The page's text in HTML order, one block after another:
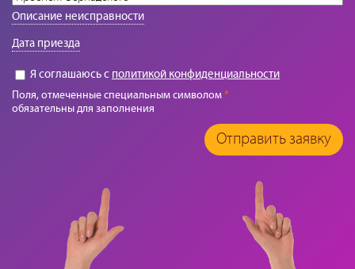
Описание неисправности
Дата приезда
Я соглашаюсь с политикой конфиденциальности
Поля, отмеченные специальным символом*
обязательны для заполнения
Отправить заявку